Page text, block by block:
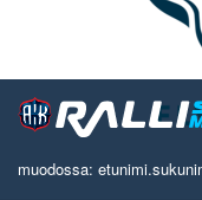
muodossa: